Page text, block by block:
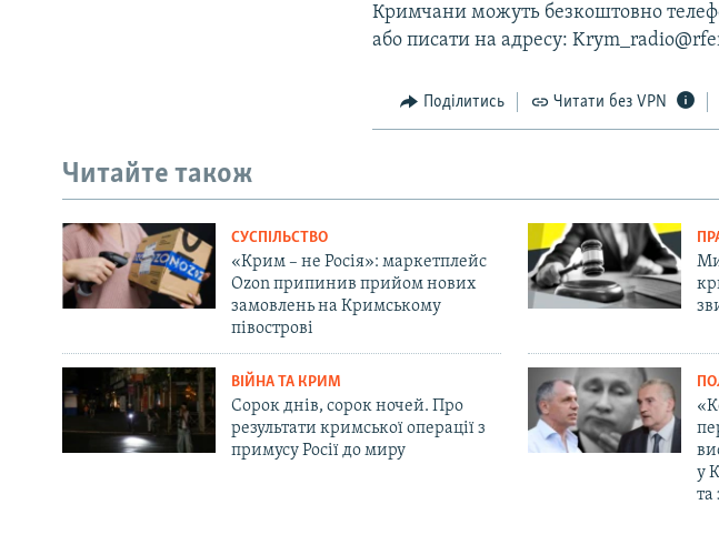
Кримчани можуть безкоштовно
або писати на адресу:
Поділитись Читати без VPN
Читайте також
СУСПІЛЬСТВО
«Крим – не Росія»: маркетплейс
Ozon припинив прийом нових
замовлень на Кримському
півострові
ВІЙНА ТА КРИМ
Сорок днів, сорок ночей. Про
результати кримської операції з
примусу Росії до миру
у
та